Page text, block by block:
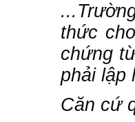
thức
chứng
phải lập
Căn cứ